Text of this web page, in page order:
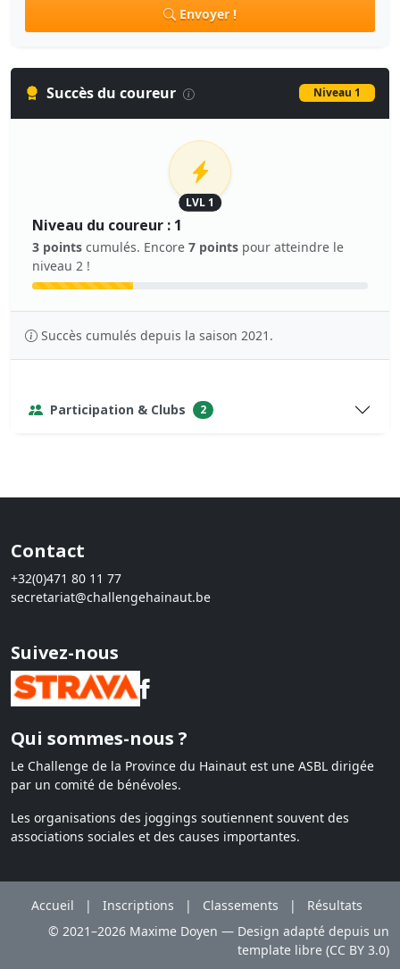
Envoyer !
Succès du coureur Niveau 1
LVL 1
Niveau du coureur : 1
3 points cumulés. Encore 7 points pour atteindre le
niveau 2 !
Succès cumulés depuis la saison 2021.
Participation & Clubs 2
Contact
+32(0)471 80 11 77
secretariat@challengehainaut.be
Suivez-nous
Qui sommes-nous ?
Le Challenge de la Province du Hainaut est une ASBL dirigée
par un comité de bénévoles.
Les organisations des joggings soutiennent souvent des
associations sociales et des causes importantes.
Accueil | Inscriptions | Classements |
Résultats
© 2021–2026 Maxime Doyen — Design adapté depuis un
template libre (CC BY 3.0)